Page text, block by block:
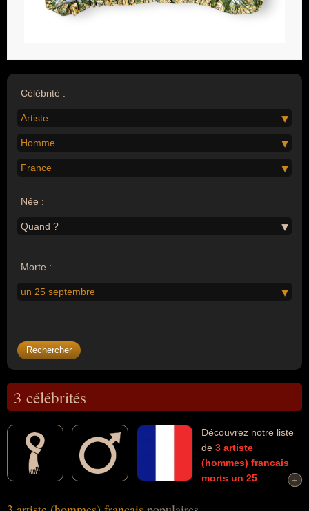
Célébrité :
Artiste
Homme
France
Née :
Quand ?
Morte :
un 25 septembre
3 célébrités
Découvrez notre liste
de 3 artiste
(hommes) francais
morts un 25
Jacques Cazotte, Michel Modo... Ces personnalités (de sexe
+
+